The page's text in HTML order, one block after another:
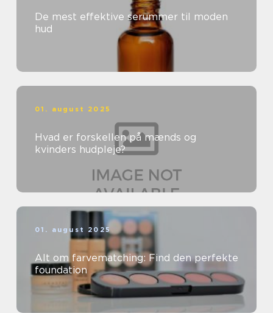
De mest effektive serummer til moden
hud
01. august 2025
Hvad er forskellen på mænds og
kvinders hudpleje?
01. august 2025
Alt om farvematching: Find den perfekte
foundation